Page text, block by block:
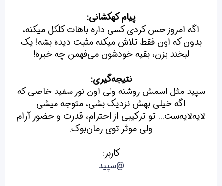
پیام کهکشانی:
اگه امروز حس کردی کسی داره باهات کلکل میکنه،
بدون که اون فقط تلاش میکنه مثبت دیده بشه! یک
لبخند بزن، بقیه خودشون می‌فهمن چه خبره!
نتیجه‌گیری:
سپید مثل اسمش روشنه ولی اون نور سفید خاصی که
اگه خیلی بهش نزدیک بشی، متوجه میشی
لایه‌لایه‌ست... تو ترکیبی از احترام، قدرت و حضور آرام
ولی موثر توی رمان‌بوک.
کاربر:
@سپید